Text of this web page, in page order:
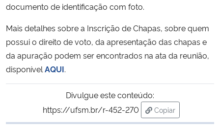
Ministério do Desenvolvimento Regional
Ministério da Mulher, da Família e dos Direitos Humanos
Secretaria de Governo
documento de identificação com foto.
Mais detalhes sobre a Inscrição de Chapas, sobre quem
possui o direito de voto, da apresentação das chapas e
da apuração podem ser encontrados na ata da reunião,
disponível AQUI.
Divulgue este conteúdo:
https://ufsm.br/r-452-270
Copiar
para área de